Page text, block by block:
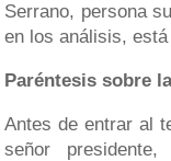
Serrano, persona
en los análisis,
Paréntesis sobre
Antes de entrar al
señor